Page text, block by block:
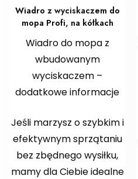
Wiadro z wyciskaczem do
mopa Profi, na kółkach
Wiadro do mopa z
wbudowanym
wyciskaczem –
dodatkowe informacje
Jeśli marzysz o szybkim i
efektywnym sprzątaniu
bez zbędnego wysiłku,
mamy dla Ciebie idealne